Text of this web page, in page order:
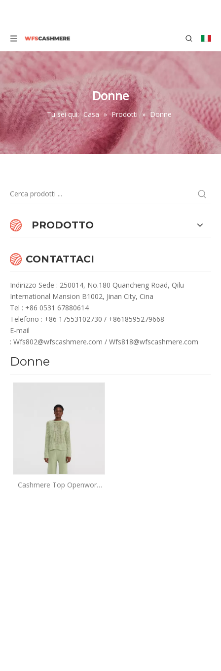
Donne
Tu sei qui: Casa » Prodotti » Donne
PRODOTTO
CONTATTACI
Indirizzo Sede : 250014, No.180 Quancheng Road, Qilu
International Mansion B1002, Jinan City, Cina
Tel : +86 0531 67880614
Telefono : +86 17553102730 / +8618595279668
E-mail
: Wfs802@wfscashmere.com / Wfs818@wfscashmere.com
Donne
Cashmere Top Openwork